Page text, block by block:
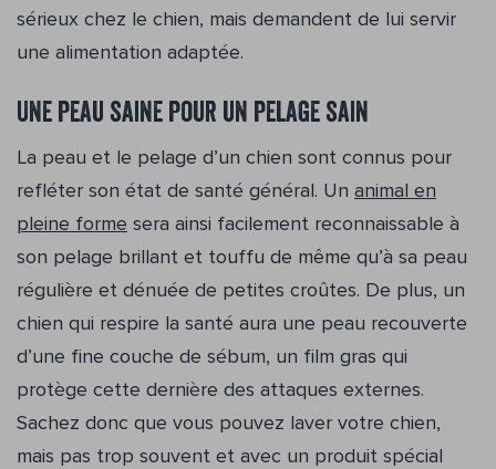
sérieux chez le chien, mais demandent de lui servir
une alimentation adaptée.
Une peau saine pour un pelage sain
La peau et le pelage d’un chien sont connus pour
refléter son état de santé général. Un animal en
pleine forme sera ainsi facilement reconnaissable à
son pelage brillant et touffu de même qu’à sa peau
régulière et dénuée de petites croûtes. De plus, un
chien qui respire la santé aura une peau recouverte
d’une fine couche de sébum, un film gras qui
protège cette dernière des attaques externes.
Sachez donc que vous pouvez laver votre chien,
mais pas trop souvent et avec un produit spécial